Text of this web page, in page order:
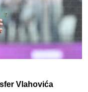
Vlahovića